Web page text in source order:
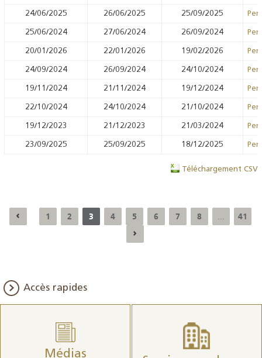
24/06/2025 26/06/2025 25/09/2025
25/06/2024 27/06/2024 26/09/2024
20/01/2026 22/01/2026 19/02/2026
24/09/2024 26/09/2024 24/10/2024
19/11/2024 21/11/2024 19/12/2024
22/10/2024 24/10/2024 21/10/2024
19/12/2023 21/12/2023 21/03/2024
23/09/2025 25/09/2025 18/12/2025
Téléchargement CSV
1 2 3 4 5 6 7 8 41
Accès rapides
Médias